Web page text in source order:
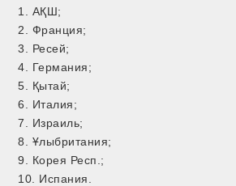
1. АҚШ;
2. Франция;
3. Ресей;
4. Германия;
5. Қытай;
6. Италия;
7. Израиль;
8. Ұлыбритания;
9. Корея Респ.;
10. Испания.